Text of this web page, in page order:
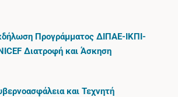
Προγράμματος ΔΙΠΑΕ-ΙΚΠΙ-
Διατροφή και Άσκηση
και Τεχνητή